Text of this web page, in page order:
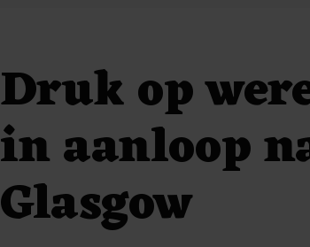
Druk op
in aanloop
Glasgow